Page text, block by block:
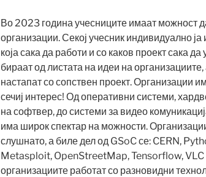
Во 2023 година учесниците имаат можност
организации. Секој учесник индивидуално ја
која сака да работи и со каков проект сака
бираат од листата на идеи на
настапат со сопствен проект. Организации
сечиј интерес! Од оперативни системи,
на софтвер, до системи за видео
има широк спектар на можности.
слушнато, а биле дел од GSoC се: CERN,
Metasploit, OpenStreetMap, Tensorflow, VLC
организациите работат со разновидни